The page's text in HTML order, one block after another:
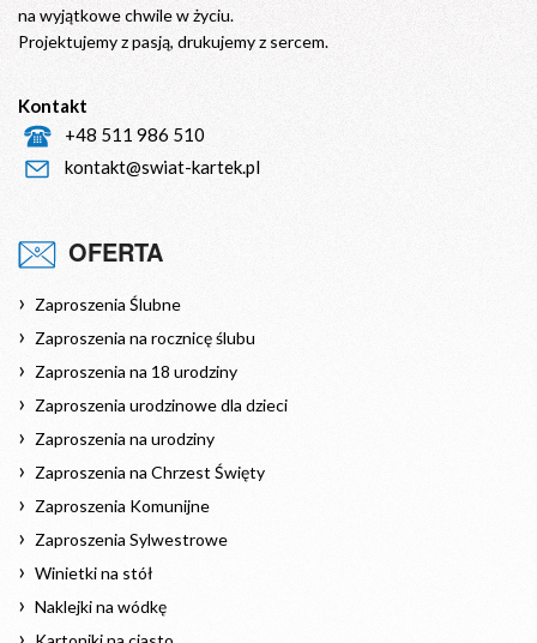
na wyjątkowe chwile w życiu.
Projektujemy z pasją, drukujemy z sercem.
Kontakt
+48 511 986 510
kontakt@swiat-kartek.pl
OFERTA
Zaproszenia Ślubne
Zaproszenia na rocznicę ślubu
Zaproszenia na 18 urodziny
Zaproszenia urodzinowe dla dzieci
Zaproszenia na urodziny
Zaproszenia na Chrzest Święty
Zaproszenia Komunijne
Zaproszenia Sylwestrowe
Winietki na stół
Naklejki na wódkę